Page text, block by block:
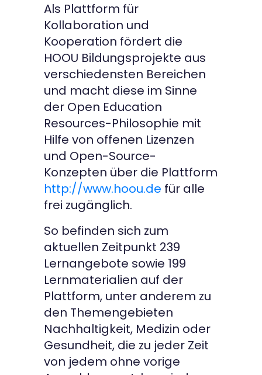
Als Plattform für
Kollaboration und
Kooperation fördert die
HOOU Bildungsprojekte aus
verschiedensten Bereichen
und macht diese im Sinne
der Open Education
Resources-Philosophie mit
Hilfe von offenen Lizenzen
und Open-Source-
Konzepten über die Plattform
http://www.hoou.de für alle
frei zugänglich.
So befinden sich zum
aktuellen Zeitpunkt 239
Lernangebote sowie 199
Lernmaterialien auf der
Plattform, unter anderem zu
den Themengebieten
Nachhaltigkeit, Medizin oder
Gesundheit, die zu jeder Zeit
von jedem ohne vorige